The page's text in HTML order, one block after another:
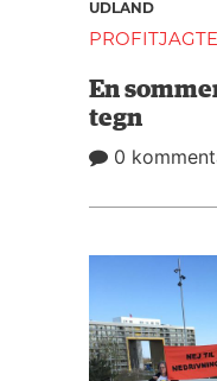
UDLAND
En
tegn
0